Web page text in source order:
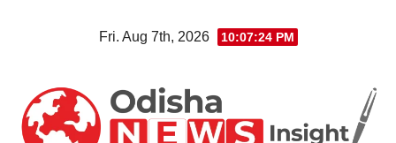
Fri. Aug 7th, 2026 10:07:25 PM